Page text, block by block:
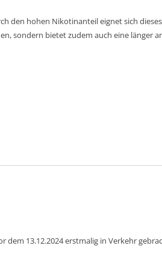
den hohen Nikotinanteil eignet sich
sondern bietet zudem auch eine länger
dem 13.12.2024 erstmalig in Verkehr